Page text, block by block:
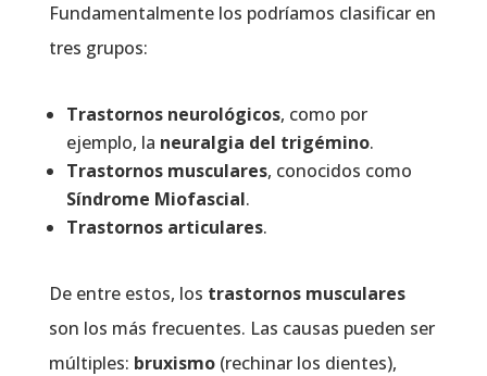
Fundamentalmente los podríamos clasificar en
tres grupos:
Trastornos neurológicos, como por
ejemplo, la neuralgia del trigémino.
Trastornos musculares, conocidos como
Síndrome Miofascial.
Trastornos articulares.
De entre estos, los trastornos musculares
son los más frecuentes. Las causas pueden ser
múltiples: bruxismo(rechinar los dientes),